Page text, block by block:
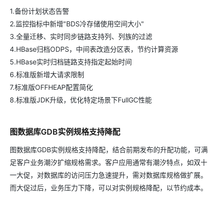
1.备份计划状态告警
2.监控指标中新增"BDS冷存储使用空间大小"
3.全量迁移、实时同步链路支持列、列族的过滤
4.HBase归档ODPS，中间表改造分区表，节约计算资源
5.HBase实时归档链路支持指定起始时间
6.标准版新增大请求限制
7.标准版OFFHEAP配置简化
8.标准版JDK升级，优化特定场景下FullGC性能
图数据库GDB实例规格支持降配
图数据库GDB实例规格支持降配，结合前期发布的升配功能，可满
足客户业务潮汐扩缩规格需求。客户应用通常有潮汐特点，如双十
一大促，对数据库的访问压力急速提升，需对数据库规格做扩展。
而大促过后，业务压力下降，可以对实例规格降配，以节约成本。